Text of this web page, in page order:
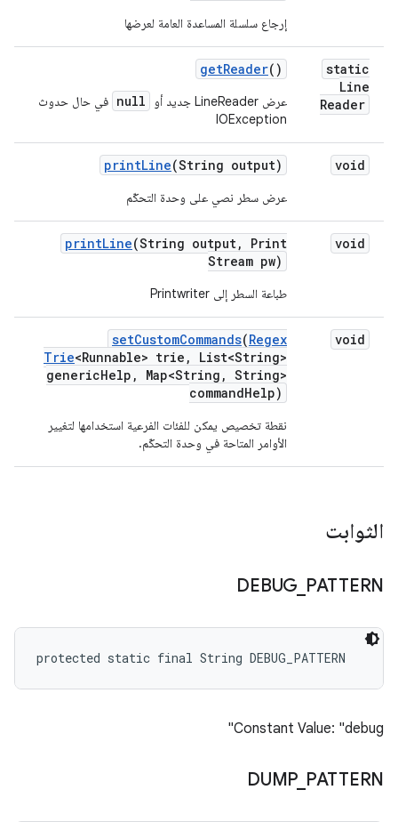
إرجاع سلسلة المساعدة العامة لعرضها
static
Line
Reader
getReader()
عرض LineReader جديد أو null في حال حدوث
IOException
void
printLine(String output)
عرض سطر نصي على وحدة التحكّم
void
printLine(String output,
Print
Stream pw)
طباعة السطر إلى Printwriter
void
setCustomCommands(Regex
Trie<Runnable> trie ,
List<String>
genericHelp , Map<String , String>
commandHelp)
نقطة تخصيص يمكن للفئات الفرعية استخدامها لتغيير
الأوامر المتاحة في وحدة التحكّم.
الثوابت
DEBUG PATTERN
protected static final String DEBUG_PATTERN
Constant Value: "debug"
DUMP_ PATTERN